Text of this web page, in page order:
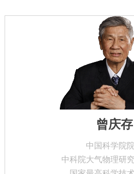
曾庆存
中国科学院
中科院大气物理研